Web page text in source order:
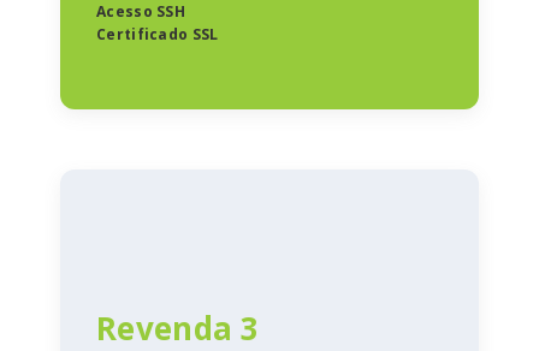
Acesso SSH
Certificado SSL
Revenda 3